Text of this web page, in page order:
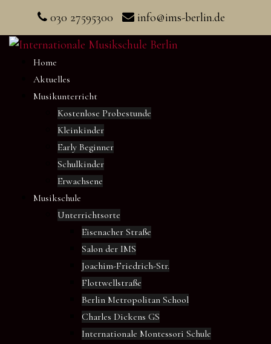
content
030 27595300 info@ims-berlin.de
Home
Aktuelles
Musikunterricht
Kostenlose Probestunde
Kleinkinder
Early Beginner
Schulkinder
Erwachsene
Musikschule
Unterrichtsorte
Eisenacher Straße
Salon der IMS
Joachim-Friedrich-Str.
Flottwellstraße
Berlin Metropolitan School
Charles Dickens GS
Internationale Montessori Schule